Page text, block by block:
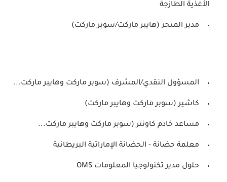
الأغذية الطازجة
مدير المتجر (هايبر ماركت/سوبر ماركت)
المسؤول النقدي/المشرف (سوبر ماركت وهايبر ماركت...
كاشير (سوبر ماركت وهايبر ماركت)
مساعد خادم كاونتر (سوبر ماركت وهايبر ماركت...
معلمة حضانة - الحضانة الإماراتية البريطانية
حلول مدير تكنولوجيا المعلومات OMS